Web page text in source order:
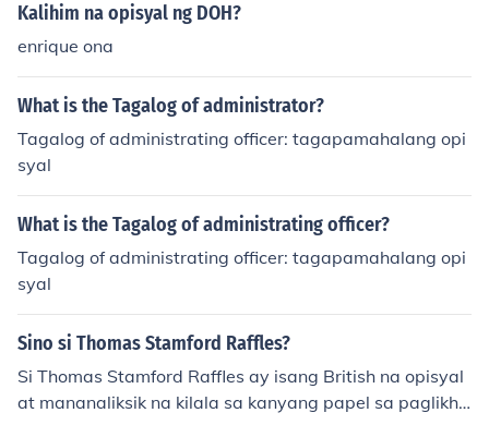
Kalihim na opisyal ng DOH?
enrique ona
What is the Tagalog of administrator?
Tagalog of administrating officer: tagapamahalang opi
syal
What is the Tagalog of administrating officer?
Tagalog of administrating officer: tagapamahalang opi
syal
Sino si Thomas Stamford Raffles?
Si Thomas Stamford Raffles ay isang British na opisyal
at mananaliksik na kilala sa kanyang papel sa paglikha